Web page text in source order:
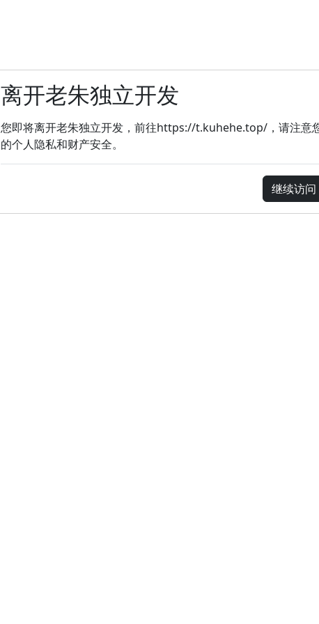
离开老朱独立开发
您即将离开老朱独立开发，前往https://t.kuhehe.top/，请注意
的个人隐私和财产安全。
继续访问